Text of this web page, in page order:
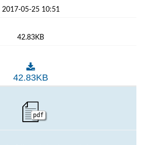
2017-05-25 10:51
42.83KB
dla produktów z mięsa
42.83KB
pdf